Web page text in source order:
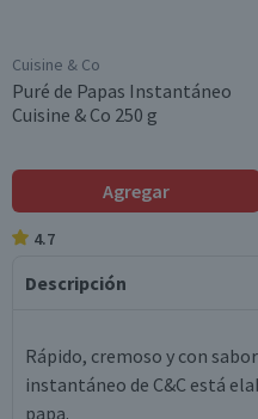
Cuisine & Co
Puré de Papas Instantáneo
Cuisine & Co 250 g
Agregar
4.7
Descripción
Rápido, cremoso y con
instantáneo de C&C está
papa.